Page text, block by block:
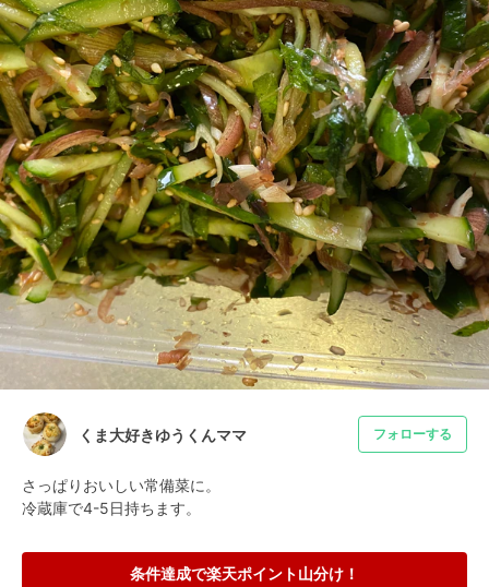
くま大好きゆうくんママ フォローする
さっぱりおいしい常備菜に。
冷蔵庫で4-5日持ちます。
条件達成で楽天ポイント山分け！